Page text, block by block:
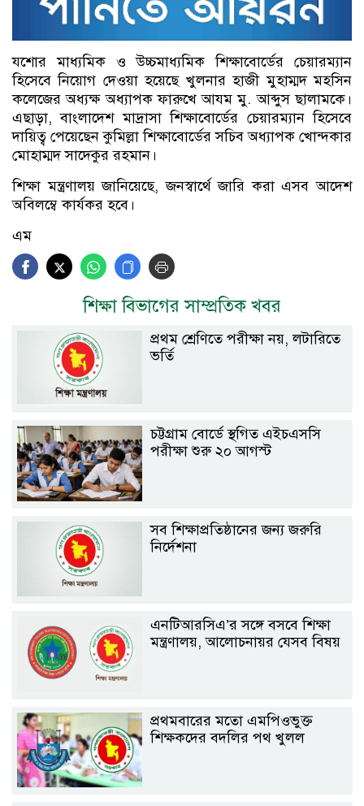
যশোর মাধ্যমিক ও উচ্চমাধ্যমিক শিক্ষাবোর্ডের চেয়ারম্যান
হিসেবে নিয়োগ দেওয়া হয়েছে খুলনার হাজী মুহাম্মদ মহসিন
কলেজের অধ্যক্ষ অধ্যাপক ফারুখে আযম মু. আব্দুস ছালামকে।
এছাড়া, বাংলাদেশ মাদ্রাসা শিক্ষাবোর্ডের চেয়ারম্যান হিসেবে
দায়িত্ব পেয়েছেন কুমিল্লা শিক্ষাবোর্ডের সচিব অধ্যাপক খোন্দকার
মোহাম্মদ সাদেকুর রহমান।
শিক্ষা মন্ত্রণালয় জানিয়েছে, জনস্বার্থে জারি করা এসব আদেশ
অবিলম্বে কার্যকর হবে।
এম
শিক্ষা বিভাগের সাম্প্রতিক খবর
প্রথম শ্রেণিতে পরীক্ষা নয়, লটারিতে
ভর্তি
চট্টগ্রাম বোর্ডে স্থগিত এইচএসসি
পরীক্ষা শুরু ২০ আগস্ট
সব শিক্ষাপ্রতিষ্ঠানের জন্য জরুরি
নির্দেশনা
এনটিআরসিএ’র সঙ্গে বসবে শিক্ষা
মন্ত্রণালয়, আলোচনায়র যেসব বিষয়
প্রথমবারের মতো এমপিওভুক্ত
শিক্ষকদের বদলির পথ খুলল